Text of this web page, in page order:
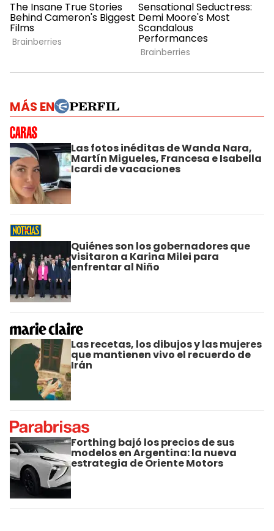
MÁS EN
Las fotos inéditas de Wanda Nara,
Martín Migueles, Francesa e Isabella
Icardi de vacaciones
Quiénes son los gobernadores que
visitaron a Karina Milei para
enfrentar al Niño
Las recetas, los dibujos y las mujeres
que mantienen vivo el recuerdo de
Irán
Forthing bajó los precios de sus
modelos en Argentina: la nueva
estrategia de Oriente Motors